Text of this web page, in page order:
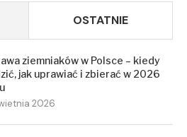
OSTATNIE
ziemniaków w Polsce – kiedy
jak uprawiać i zbierać w 2026
2026